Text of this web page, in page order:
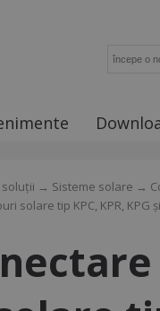
soluții → Sisteme solare →
solare tip KPC, KPR, KPG